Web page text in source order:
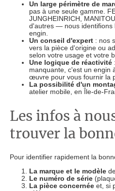
Un large périmètre de
pas à une seule gamme.
JUNGHEINRICH,
d'autres — nous identifions
engin.
Un conseil d'expert : nos
vers la pièce d'origine ou
selon votre usage et votre
Une logique de réactivité
manquante, c'est un engin
œuvre pour vous fournir la
La possibilité d'un
atelier mobile, en Île-de-
Les infos à
trouver la
Pour identifier rapidement la
La marque et le modèle
Le numéro de série
La pièce concernée et, si